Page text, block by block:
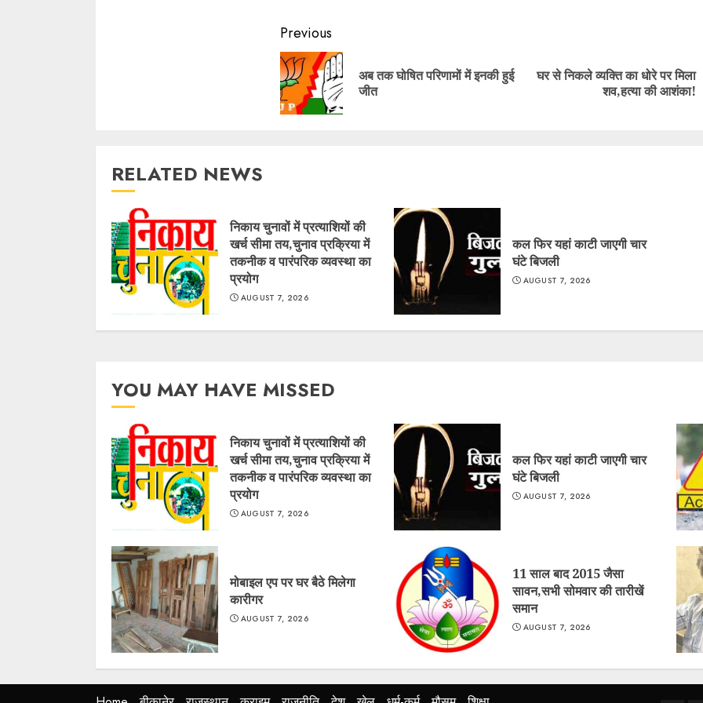
Continue
Reading
Previous
Previous
अब तक घोषित परिणामों में इनकी हुई
जीत
Next
घर से निकले व्यक्ति का धोरे पर मिला
शव,हत्या की आशंका!
RELATED NEWS
निकाय चुनावों में प्रत्याशियों की
खर्च सीमा तय,चुनाव प्रक्रिया में
तकनीक व पारंपरिक व्यवस्था का
प्रयोग
AUGUST 7, 2026
कल फिर यहां काटी जाएगी चार
घंटे बिजली
AUGUST 7, 2026
YOU MAY HAVE MISSED
निकाय चुनावों में प्रत्याशियों की
खर्च सीमा तय,चुनाव प्रक्रिया में
तकनीक व पारंपरिक व्यवस्था का
प्रयोग
AUGUST 7, 2026
कल फिर यहां काटी जाएगी चार
घंटे बिजली
AUGUST 7, 2026
मोबाइल एप पर घर बैठे मिलेगा
कारीगर
AUGUST 7, 2026
11 साल बाद 2015 जैसा
सावन,सभी सोमवार की तारीखें
समान
AUGUST 7, 2026